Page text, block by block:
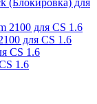
(Блокировка) для
для CS 1.6
1.6